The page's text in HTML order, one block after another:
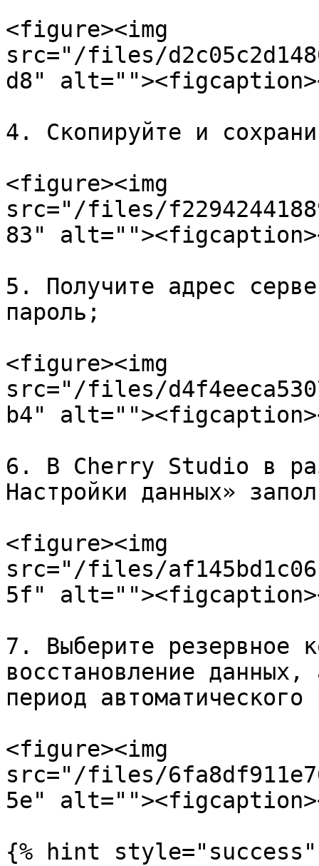
<figure><img
src="/files/
d8"
4. Скопируйте и
<figure><img
src="/files/
83"
5. Получите адрес
пароль;
<figure><img
src="/files/
b4"
6. В Cherry Studio в
Настройки данных»
<figure><img
src="/files/
5f"
7. Выберите резервное
восстановление
период
<figure><img
src="/files/
5e"
{% hint style="success"